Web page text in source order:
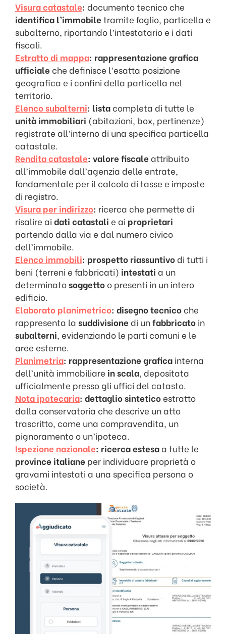
Visura catastale: documento tecnico che
identifica l’immobile tramite foglio, particella e
subalterno, riportando l’intestatario e i dati
fiscali.
Estratto di mappa: rappresentazione grafica
ufficiale che definisce l’esatta posizione
geografica e i confini della particella nel
territorio.
Elenco subalterni: listacompleta di tutte le
unità immobiliari (abitazioni, box, pertinenze)
registrate all’interno di una specifica particella
catastale.
Rendita catastale: valore fiscale attribuito
all’immobile dall’agenzia delle entrate,
fondamentale per il calcolo di tasse e imposte
di registro.
Visura per indirizzo: ricerca che permette di
risalire ai dati catastali e ai proprietari
partendo dalla via e dal numero civico
dell’immobile.
Elenco immobili: prospetto riassuntivodi tutti i
beni (terreni e fabbricati) intestati a un
determinatosoggettoo presenti in un intero
edificio.
Elaborato planimetrico: disegno tecnicoche
rappresenta la suddivisione di unfabbricato in
subalterni, evidenziando le parti comuni e le
aree esterne.
Planimetria: rappresentazione grafica interna
dell’unità immobiliare in scala, depositata
ufficialmente presso gli uffici del catasto.
Nota ipotecaria: dettaglio sinteticoestratto
dalla conservatoria che descrive un atto
trascritto, come una compravendita, un
pignoramento o un’ipoteca.
Ispezione nazionale: ricerca estesaa tutte le
province italiane per individuare proprietà o
gravami intestati a una specifica persona o
società.